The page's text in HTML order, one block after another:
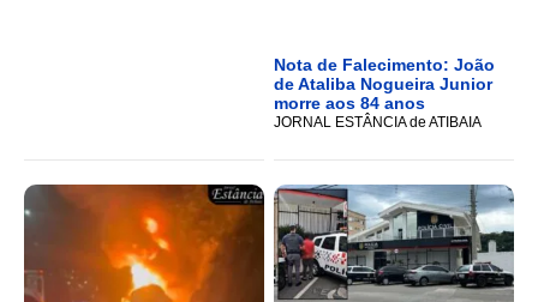
Nota de Falecimento: João
de Ataliba Nogueira Junior
morre aos 84 anos
JORNAL ESTÂNCIA de ATIBAIA